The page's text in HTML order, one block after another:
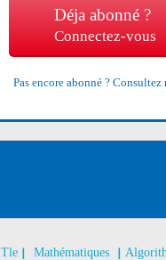
Déja abonné ?
Connectez-vous
Pas encore abonné ? Consultez
Tle Mathématiques